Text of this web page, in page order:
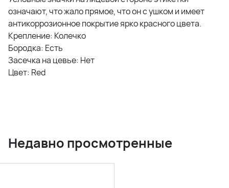
означают, что жало прямое, что он с ушком и имеет
антикоррозионное покрытие ярко красного цвета.
Крепление: Колечко
Бородка: Есть
Засечка на цевье: Нет
Цвет: Red
Недавно просмотренные